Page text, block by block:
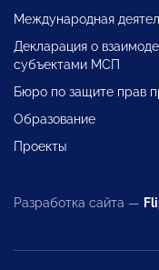
Международная
Декларация о
субъектами МСП
Бюро по защите прав
Образование
Проекты
Разработка сайта —